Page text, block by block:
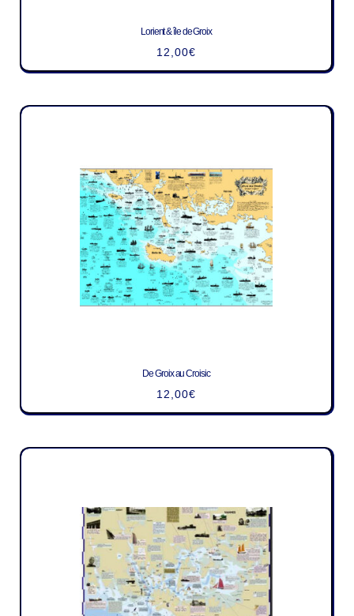
Lorient & île de Groix
12,00€
De Groix au Croisic
12,00€